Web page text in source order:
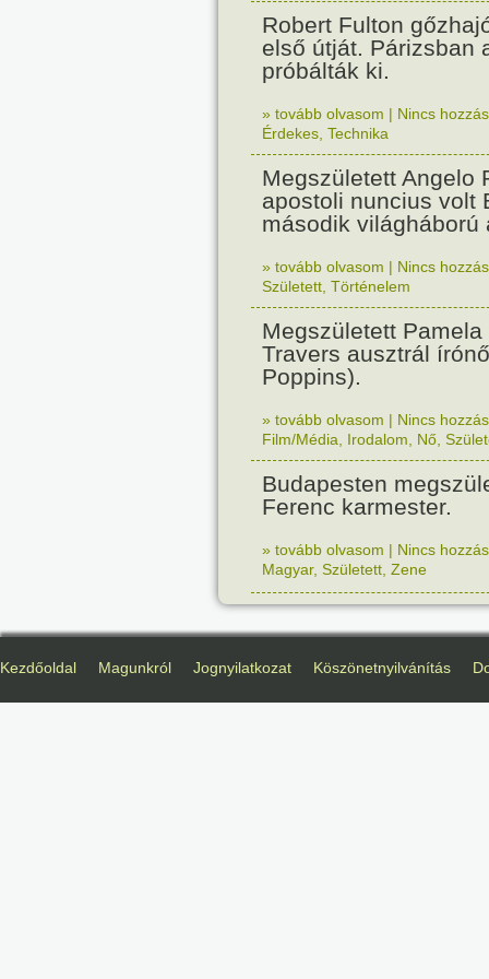
Robert Fulton
első útját. Párizsban
próbálták ki.
» tovább olvasom | Nincs
Érdekes Technika
Megszületett Angelo
apostoli nuncius volt
második világháború
» tovább olvasom | Nincs
Született Történelem
Megszületett Pamela
Travers ausztrál
Poppins).
» tovább olvasom | Nincs
Film/Média
Irodalom Nő
Budapesten
Ferenc karmester.
» tovább olvasom | Nincs
Magyar, Született Zene
Kezdőoldal Magunkról Jognyilatkozat Köszönetnyilvánítás